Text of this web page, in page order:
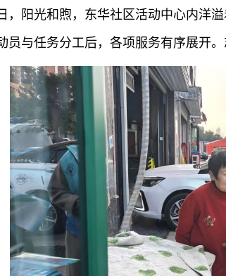
，阳光和煦，东华社区活动中心内洋
员与任务分工后，各项服务有序展开